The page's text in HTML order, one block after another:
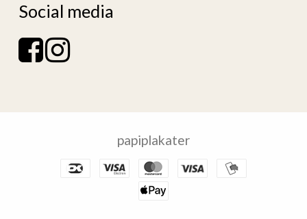
Social media
papiplakater